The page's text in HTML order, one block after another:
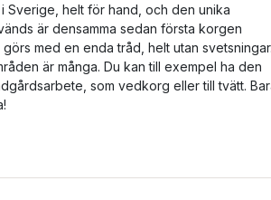
Sverige, helt för hand, och den unika
är densamma sedan första korgen
med en enda tråd, helt utan svetsningar.
är många. Du kan till exempel ha den
som vedkorg eller till tvätt.